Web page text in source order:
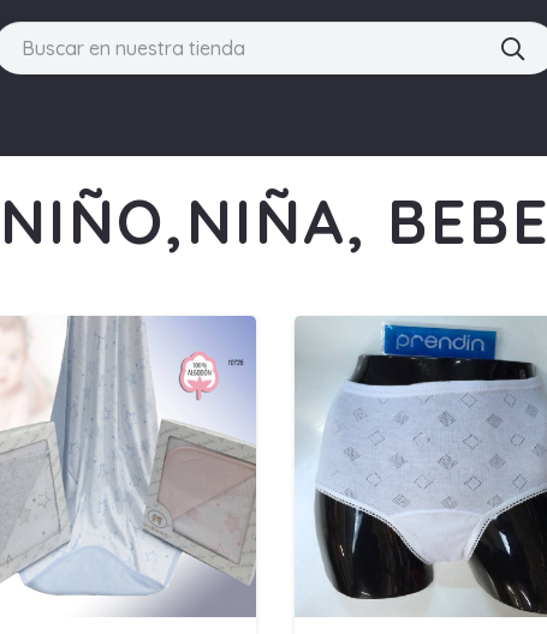
NIÑO,NIÑA, BEBE